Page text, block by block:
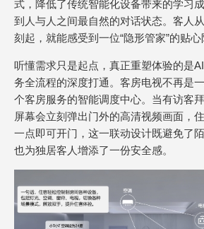
式，降低了传统智能化设备带来的学习
到人与人之间最自然的对话状态。客人
刻起，就能感受到一位“隐形管家”的贴心
听懂需求只是起点，真正重塑体验的是
务全流程的深度打通。客房电视不再是
个客房服务的智能调度中心。当有访客
屏幕会立刻弹出门外的高清视频画面，
一点即可开门，这一联动设计既避免了
也为独居客人增添了一份安全感。